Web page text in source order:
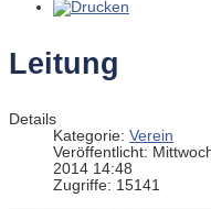
Leitung
Details
Kategorie: Verein
Veröffentlicht:
2014 14:48
Zugriffe: 15141